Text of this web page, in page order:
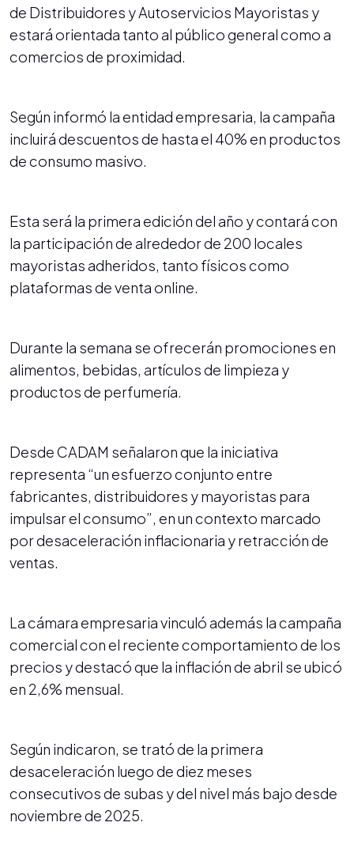
de Distribuidores y Autoservicios Mayoristas y
estará orientada tanto al público general como a
comercios de proximidad.
Según informó la entidad empresaria, la campaña
incluirá descuentos de hasta el 40% en productos
de consumo masivo.
Esta será la primera edición del año y contará con
la participación de alrededor de 200 locales
mayoristas adheridos, tanto físicos como
plataformas de venta online.
Durante la semana se ofrecerán promociones en
alimentos, bebidas, artículos de limpieza y
productos de perfumería.
Desde CADAM señalaron que la iniciativa
representa “un esfuerzo conjunto entre
fabricantes, distribuidores y mayoristas para
impulsar el consumo”, en un contexto marcado
por desaceleración inflacionaria y retracción de
ventas.
La cámara empresaria vinculó además la campaña
comercial con el reciente comportamiento de los
precios y destacó que la inflación de abril se ubicó
en 2,6% mensual.
Según indicaron, se trató de la primera
desaceleración luego de diez meses
consecutivos de subas y del nivel más bajo desde
noviembre de 2025.